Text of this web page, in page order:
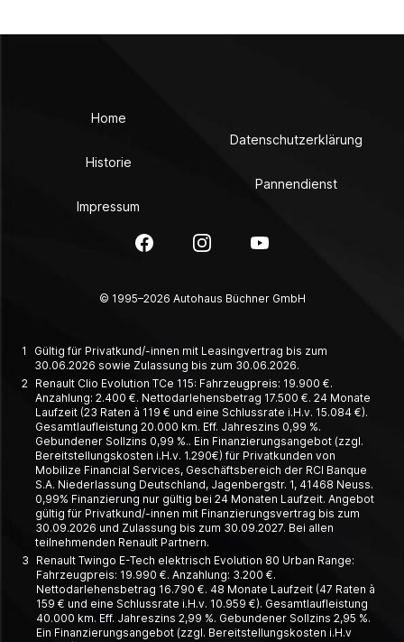
Home
Historie
Impressum
Datenschutzerklärung
Pannendienst
FacebookInstagramYouTube
© 1995–2026 Autohaus Büchner GmbH
1
Gültig für Privatkund/-innen mit Leasingvertrag bis zum
30.06.2026 sowie Zulassung bis zum 30.06.2026.
2
Renault Clio Evolution TCe 115: Fahrzeugpreis: 19.900 €.
Anzahlung: 2.400 €. Nettodarlehensbetrag 17.500 €. 24 Monate
Laufzeit (23 Raten à 119 € und eine Schlussrate i.H.v. 15.084 €).
Gesamtlaufleistung 20.000 km. Eff. Jahreszins 0,99 %.
Gebundener Sollzins 0,99 %.. Ein Finanzierungsangebot (zzgl.
Bereitstellungskosten i.H.v. 1.290€) für Privatkunden von
Mobilize Financial Services, Geschäftsbereich der RCI Banque
S.A. Niederlassung Deutschland, Jagenbergstr. 1, 41468 Neuss.
0,99% Finanzierung nur gültig bei 24 Monaten Laufzeit. Angebot
gültig für Privatkund/-innen mit Finanzierungsvertrag bis zum
30.09.2026 und Zulassung bis zum 30.09.2027. Bei allen
teilnehmenden Renault Partnern.
3
Renault Twingo E-Tech elektrisch Evolution 80 Urban Range:
Fahrzeugpreis: 19.990 €. Anzahlung: 3.200 €.
Nettodarlehensbetrag 16.790 €. 48 Monate Laufzeit (47 Raten à
159 € und eine Schlussrate i.H.v. 10.959 €). Gesamtlaufleistung
40.000 km. Eff. Jahreszins 2,99 %. Gebundener Sollzins 2,95 %.
Ein Finanzierungsangebot (zzgl. Bereitstellungskosten i.H.v